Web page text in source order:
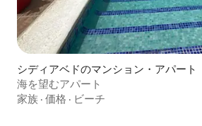
シディアベドのマンション・アパート
海を望むアパート
家族 · 価格 · ビーチ